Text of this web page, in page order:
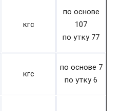
кгс
по основе
107
по утку 77
кгс
по основе 7
по утку 6